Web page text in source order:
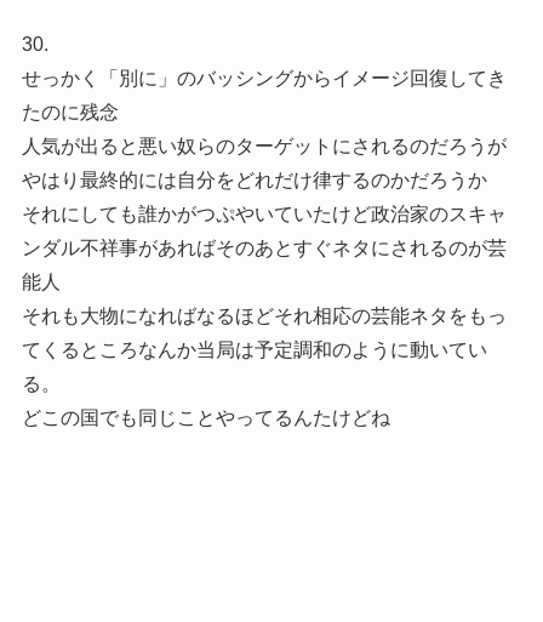
30.
せっかく「別に」のバッシングからイメージ回復してき
たのに残念
人気が出ると悪い奴らのターゲットにされるのだろうが
やはり最終的には自分をどれだけ律するのかだろうか
それにしても誰かがつぷやいていたけど政治家のスキャ
ンダル不祥事があればそのあとすぐネタにされるのが芸
能人
それも大物になればなるほどそれ相応の芸能ネタをもっ
てくるところなんか当局は予定調和のように動いてい
る。
どこの国でも同じことやってるんたけどね